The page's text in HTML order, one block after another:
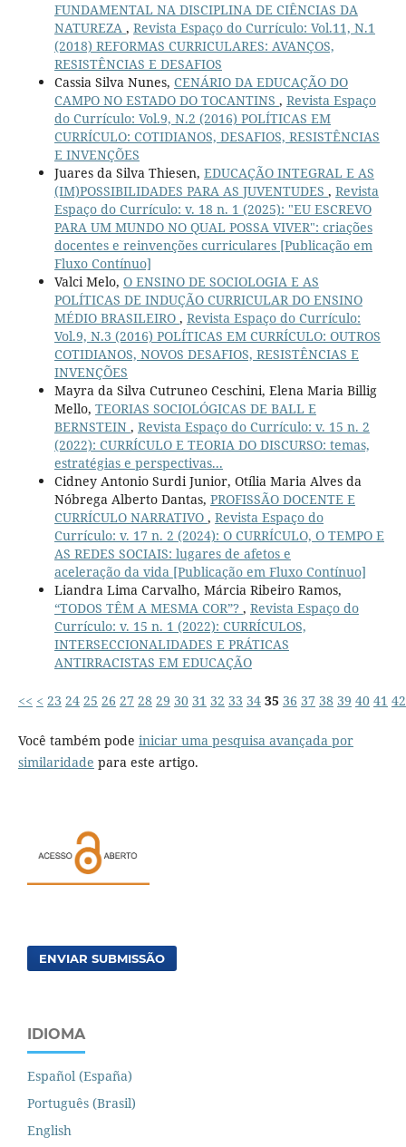
FUNDAMENTAL NA DISCIPLINA DE CIÊNCIAS DA
NATUREZA , Revista Espaço do Currículo: Vol.11, N.1
(2018) REFORMAS CURRICULARES: AVANÇOS,
RESISTÊNCIAS E DESAFIOS
Cassia Silva Nunes, CENÁRIO DA EDUCAÇÃO DO
CAMPO NO ESTADO DO TOCANTINS , Revista Espaço
do Currículo: Vol.9, N.2 (2016) POLÍTICAS EM
CURRÍCULO: COTIDIANOS, DESAFIOS, RESISTÊNCIAS
E INVENÇÕES
Juares da Silva Thiesen, EDUCAÇÃO INTEGRAL E AS
(IM)POSSIBILIDADES PARA AS JUVENTUDES , Revista
Espaço do Currículo: v. 18 n. 1 (2025): "EU ESCREVO
PARA UM MUNDO NO QUAL POSSA VIVER": criações
docentes e reinvenções curriculares [Publicação em
Fluxo Contínuo]
Valci Melo, O ENSINO DE SOCIOLOGIA E AS
POLÍTICAS DE INDUÇÃO CURRICULAR DO ENSINO
MÉDIO BRASILEIRO , Revista Espaço do Currículo:
Vol.9, N.3 (2016) POLÍTICAS EM CURRÍCULO: OUTROS
COTIDIANOS, NOVOS DESAFIOS, RESISTÊNCIAS E
INVENÇÕES
Mayra da Silva Cutruneo Ceschini, Elena Maria Billig
Mello, TEORIAS SOCIOLÓGICAS DE BALL E
BERNSTEIN , Revista Espaço do Currículo: v. 15 n. 2
(2022): CURRÍCULO E TEORIA DO DISCURSO: temas,
estratégias e perspectivas...
Cidney Antonio Surdi Junior, Otília Maria Alves da
Nóbrega Alberto Dantas, PROFISSÃO DOCENTE E
CURRÍCULO NARRATIVO , Revista Espaço do
Currículo: v. 17 n. 2 (2024): O CURRÍCULO, O TEMPO E
AS REDES SOCIAIS: lugares de afetos e
aceleração da vida [Publicação em Fluxo Contínuo]
Liandra Lima Carvalho, Márcia Ribeiro Ramos,
“TODOS TÊM A MESMA COR”? , Revista Espaço do
Currículo: v. 15 n. 1 (2022): CURRÍCULOS,
INTERSECCIONALIDADES E PRÁTICAS
ANTIRRACISTAS EM EDUCAÇÃO
<< < 23 24 25 26 27 28 29 30 31 32 33 34 35 36 37 38 39 40 41 42
Você também pode iniciar uma pesquisa avançada por
similaridade para este artigo.
ENVIAR SUBMISSÃO
IDIOMA
Español (España)
Português (Brasil)
English